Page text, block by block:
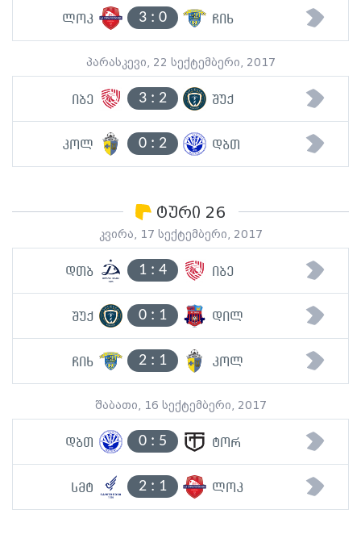
ლოკ 3: 0 ჩიხ
პარასკევი, 22 სექტემბერი, 2017
იბე 3: 2 შუქ
კოლ 0: 2 დბთ
ტური 26
კვირა, 17 სექტემბერი, 2017
დთბ 1: 4 იბე
შუქ 0: 1 დილ
ჩიხ 2: 1 კოლ
შაბათი, 16 სექტემბერი, 2017
დბთ 0: 5 ტორ
სმტ 2: 1 ლოკ